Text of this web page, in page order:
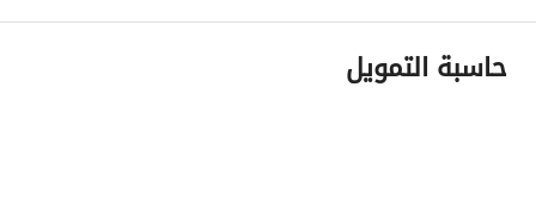
معلومات مسؤول الإعلان
اسم المسؤول
حاسبة التمويل